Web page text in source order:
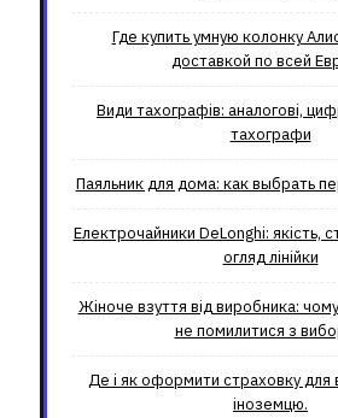
Где купить умную колонку
доставкой по всей
Види тахографів: аналогові,
тахографи
Паяльник для дома: как выбрать
Електрочайники DeLonghi: якість,
огляд лінійки
Жіноче взуття від виробника: чому
не помилитися з
Де і як оформити страховку для
іноземцю.